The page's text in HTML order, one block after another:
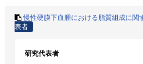
慢性硬膜下血腫における脂質組成に関
表者
研究代表者